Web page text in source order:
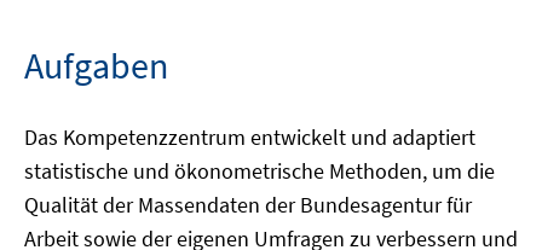
Aufgaben
Das Kompetenzzentrum entwickelt und adaptiert
statistische und ökonometrische Methoden, um die
Qualität der Massendaten der Bundesagentur für
Arbeit sowie der eigenen Umfragen zu verbessern und